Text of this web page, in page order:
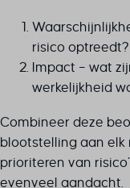
risico optreedt?
Impact – wat
werkelijkheid
Combineer deze
blootstelling aan
prioriteren van
evenveel aandacht.